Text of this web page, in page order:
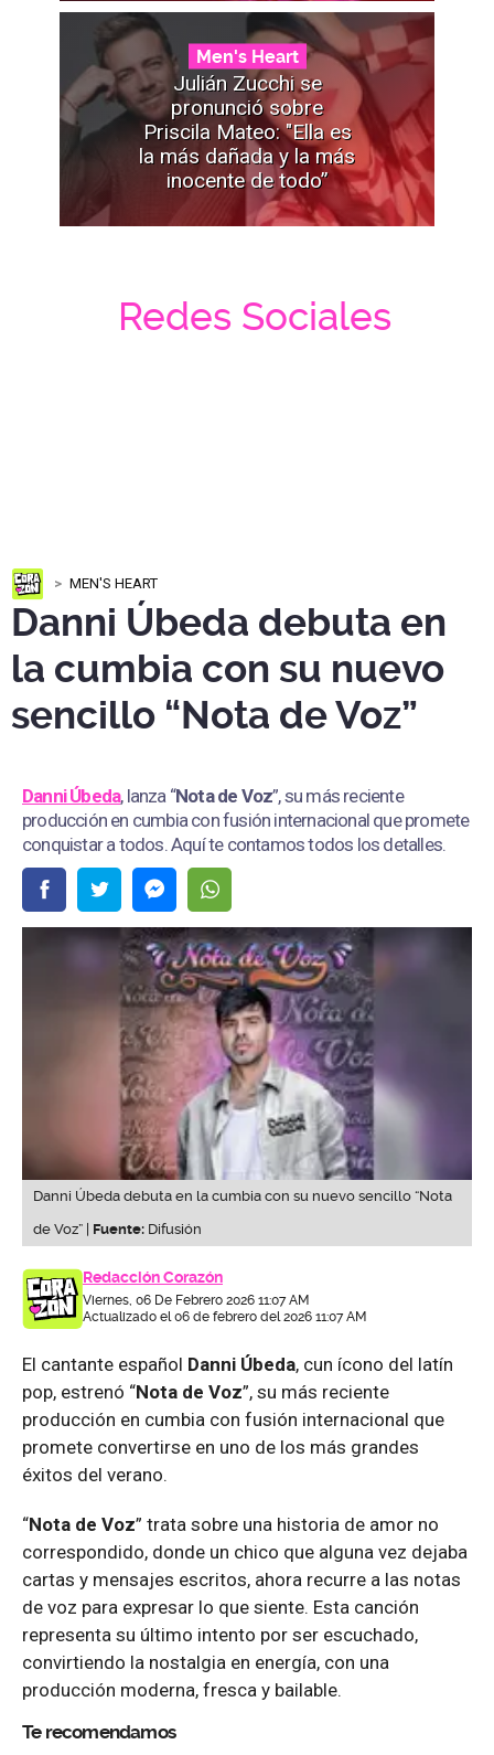
Men's Heart
Julián Zucchi se
pronunció sobre
Priscila Mateo: "Ella es
la más dañada y la más
inocente de todo”
Redes Sociales
MEN'S HEART
Danni Úbeda debuta en
la cumbia con su nuevo
sencillo “Nota de Voz”
Danni Úbeda, lanza “Nota de Voz”, su más reciente
producción en cumbia con fusión internacional que promete
conquistar a todos. Aquí te contamos todos los detalles.
Danni Úbeda debuta en la cumbia con su nuevo sencillo “Nota
de Voz” | Fuente: Difusión
Redacción Corazón
Viernes, 06 De Febrero 2026 11:07 AM
Actualizado el 06 de febrero del 2026 11:07 AM
El cantante español Danni Úbeda, cun ícono del latín
pop, estrenó “Nota de Voz”, su más reciente
producción en cumbia con fusión internacional que
promete convertirse en uno de los más grandes
éxitos del verano.
“Nota de Voz” trata sobre una historia de amor no
correspondido, donde un chico que alguna vez dejaba
cartas y mensajes escritos, ahora recurre a las notas
de voz para expresar lo que siente. Esta canción
representa su último intento por ser escuchado,
convirtiendo la nostalgia en energía, con una
producción moderna, fresca y bailable.
Te recomendamos